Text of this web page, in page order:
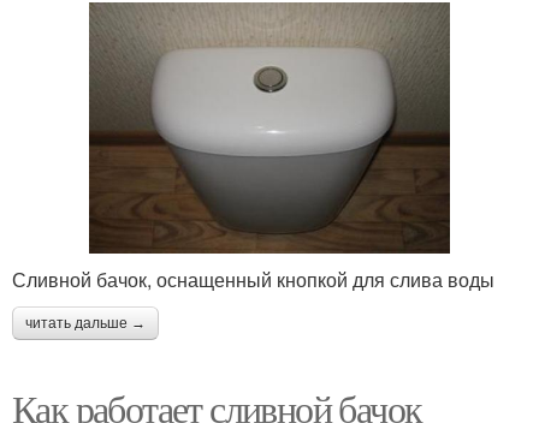
Сливной бачок, оснащенный кнопкой для слива воды
читать дальше →
Как работает сливной бачок